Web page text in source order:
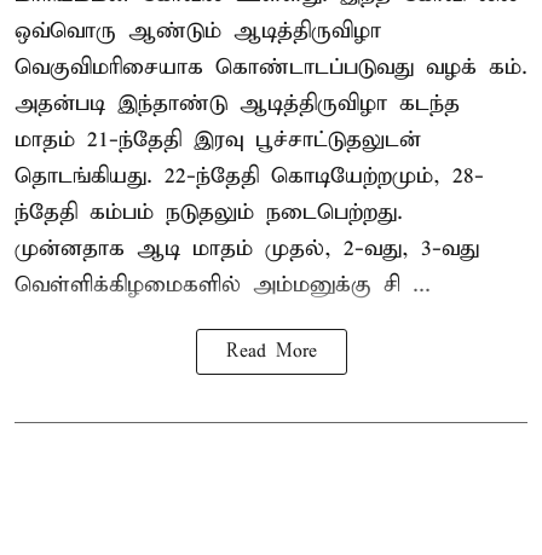
ஒவ்வொரு ஆண்டும் ஆடித்திருவிழா
வெகுவிமரிசையாக கொண்டாடப்படுவது வழக் கம்.
அதன்படி இந்தாண்டு ஆடித்திருவிழா கடந்த
மாதம் 21-ந்தேதி இரவு பூச்சாட்டுதலுடன்
தொடங்கியது. 22-ந்தேதி கொடியேற்றமும், 28-
ந்தேதி கம்பம் நடுதலும் நடைபெற்றது.
முன்னதாக ஆடி மாதம் முதல், 2-வது, 3-வது
வெள்ளிக்கிழமைகளில் அம்மனுக்கு சி ...
Read More